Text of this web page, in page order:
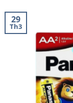
29
Th3